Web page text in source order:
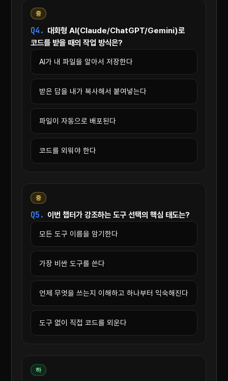
중
Q4. 대화형 AI(Claude/ChatGPT/Gemini)로
코드를 받을 때의 작업 방식은?
AI가 내 파일을 알아서 저장한다
받은 답을 내가 복사해서 붙여넣는다
파일이 자동으로 배포된다
코드를 외워야 한다
중
Q5. 이번 챕터가 강조하는 도구 선택의 핵심 태도는?
모든 도구 이름을 암기한다
가장 비싼 도구를 쓴다
언제 무엇을 쓰는지 이해하고 하나부터 익숙해진다
도구 없이 직접 코드를 외운다
하